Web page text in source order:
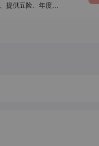
加班补助、全勤奖、餐补、包住、提供五险、年度奖金、工龄奖、高温补贴、车费报销